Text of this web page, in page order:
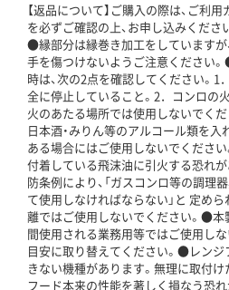
【返品について】ご購入の際は、ご利用
を必ずご確認の上、お申し込みくださ
●縁部分は縁巻き加工をしていますが
手を傷つけないようご注意ください
時は、次の2点を確認してください。
全に停止していること。2．コンロの
火のあたる場所では使用しないでく
日本酒・みりん等のアルコール類を入
ある場合にはご使用しないでくださ
付着している飛沫油に引火する恐れ
防条例により、「ガスコンロ等の調理
て使用しなければならない」と 定め
離ではご使用しないでください。●本
間使用される業務用等ではご使用し
目安に取り替えてください。●レン
きない機種があります。無理に取付
フード本来の性能を著しく損なう恐